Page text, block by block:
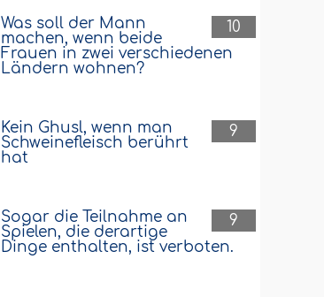
10
Was soll der Mann
machen, wenn beide
Frauen in zwei verschiedenen
Ländern wohnen?
9
Kein Ghusl, wenn man
Schweinefleisch berührt
hat
9
Sogar die Teilnahme an
Spielen, die derartige
Dinge enthalten, ist verboten.